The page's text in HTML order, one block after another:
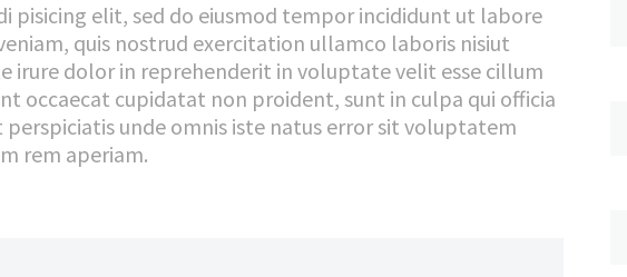
pisicing elit, sed do eiusmod tempor incididunt ut labore
quis nostrud exercitation ullamco laboris nisiut
irure dolor in reprehenderit in voluptate velit esse cillum
occaecat cupidatat non proident, sunt in culpa qui officia
unde omnis iste natus error sit voluptatem
rem aperiam.